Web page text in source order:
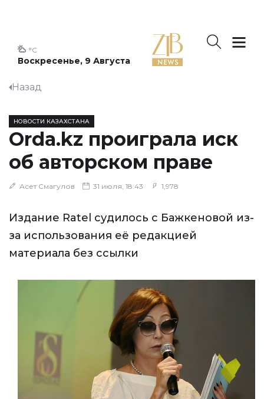
Воскресенье, 9 Августа
°C
Назад
НОВОСТИ КАЗАХСТАНА
Orda.kz проиграла иск
об авторском праве
Асет Смагулов 31 июля, 18:43 1,978
Издание Ratel судилось с Бажкеновой из-
за использования её редакцией
материала без ссылки